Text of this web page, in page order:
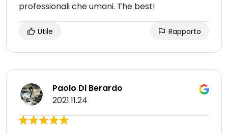
professionali che umani. The best!
Utile Rapporto
Paolo Di Berardo
2021.11.24